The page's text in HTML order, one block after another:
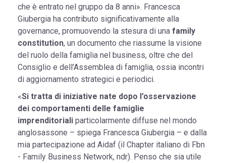
che è entrato nel gruppo da 8 anni». Francesca
Giubergia ha contributo significativamente alla
governance, promuovendo la stesura di una family
constitution, un documento che riassume la visione
del ruolo della famiglia nel business, oltre che del
Consiglio e dell’Assemblea di famiglia, ossia incontri
di aggiornamento strategici e periodici.
«Si tratta di iniziative nate dopo l’osservazione
dei comportamenti delle famiglie
imprenditoriali particolarmente diffuse nel mondo
anglosassone – spiega Francesca Giubergia – e dalla
mia partecipazione ad Aidaf (il Chapter italiano di Fbn
- Family Business Network, ndr). Penso che sia utile